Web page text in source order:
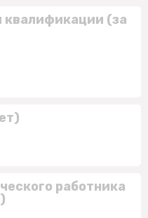
(за
работника